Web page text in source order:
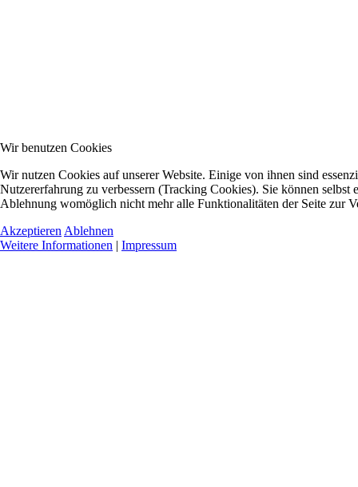
Wir benutzen Cookies
Wir nutzen Cookies auf unserer Website. Einige von ihnen sind
Nutzererfahrung zu verbessern (Tracking Cookies). Sie können selbst
Ablehnung womöglich nicht mehr alle Funktionalitäten der Seite zur
Akzeptieren Ablehnen
Weitere Informationen | Impressum